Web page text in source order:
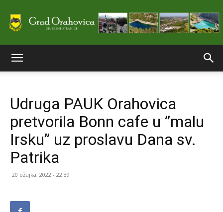
stranice
Grada
Udruga PAUK Orahovica
pretvorila Bonn cafe u ”malu
Irsku” uz proslavu Dana sv.
Patrika
20 ožujka, 2022 - 22:39